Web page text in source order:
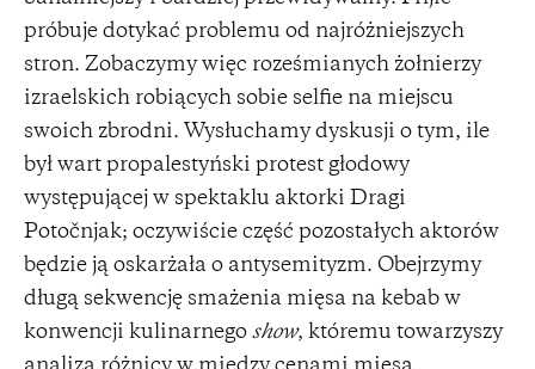
próbuje dotykać problemu od najróżniejszych
stron. Zobaczymy więc roześmianych żołnierzy
izraelskich robiących sobie selfie na miejscu
swoich zbrodni. Wysłuchamy dyskusji o tym, ile
był wart propalestyński protest głodowy
występującej w spektaklu aktorki Dragi
Potočnjak; oczywiście część pozostałych aktorów
będzie ją oskarżała o antysemityzm. Obejrzymy
długą sekwencję smażenia mięsa na kebab w
konwencji kulinarnego show, któremu towarzyszy